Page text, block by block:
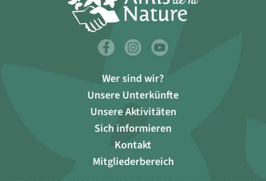
Wer sind wir?
Unsere Unterkünfte
Unsere Aktivitäten
Sich informieren
Kontakt
Mitgliederbereich